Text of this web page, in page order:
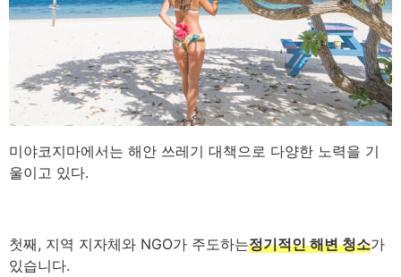
미야코지마에서는 해안 쓰레기 대책으로 다양한 노력을 기
울이고 있다.
첫째, 지역 지자체와 NGO가 주도하는정기적인 해변 청소가
있습니다.